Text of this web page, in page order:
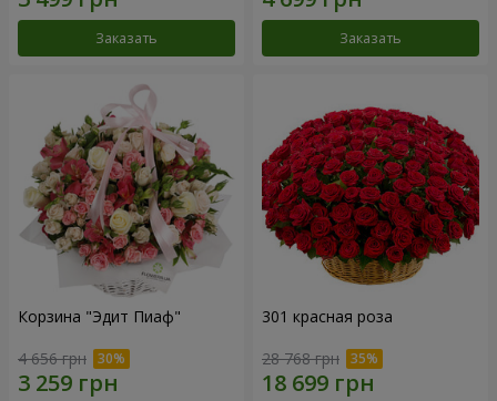
Заказать Заказать
Корзина "Эдит Пиаф"
4 656 грн
301 красная роза
28 768 грн